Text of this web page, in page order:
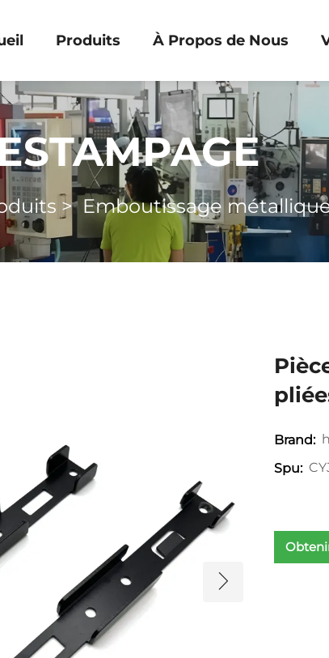
Produits À Propos de Nous
> Emboutissage
Brand:
Spu: